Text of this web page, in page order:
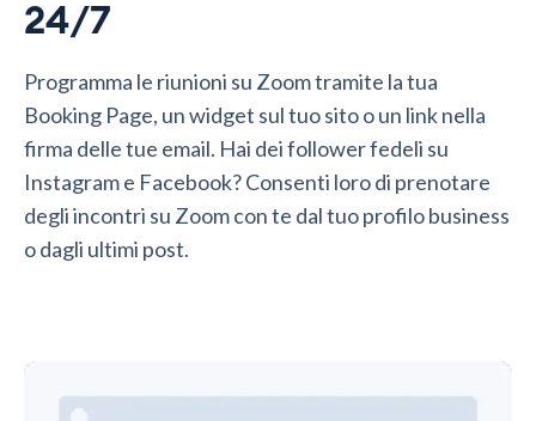
24/7
Programma le riunioni su Zoom tramite la tua
Booking Page, un widget sul tuo sito o un link nella
firma delle tue email. Hai dei follower fedeli su
Instagram e Facebook? Consenti loro di prenotare
degli incontri su Zoom con te dal tuo profilo business
o dagli ultimi post.